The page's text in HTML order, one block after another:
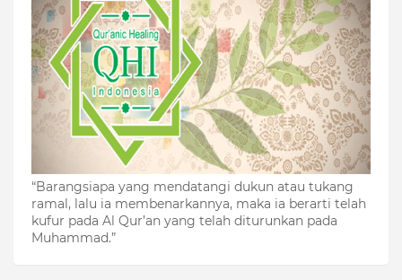
“Barangsiapa yang mendatangi dukun atau tukang
ramal, lalu ia membenarkannya, maka ia berarti telah
kufur pada Al Qur’an yang telah diturunkan pada
Muhammad.”